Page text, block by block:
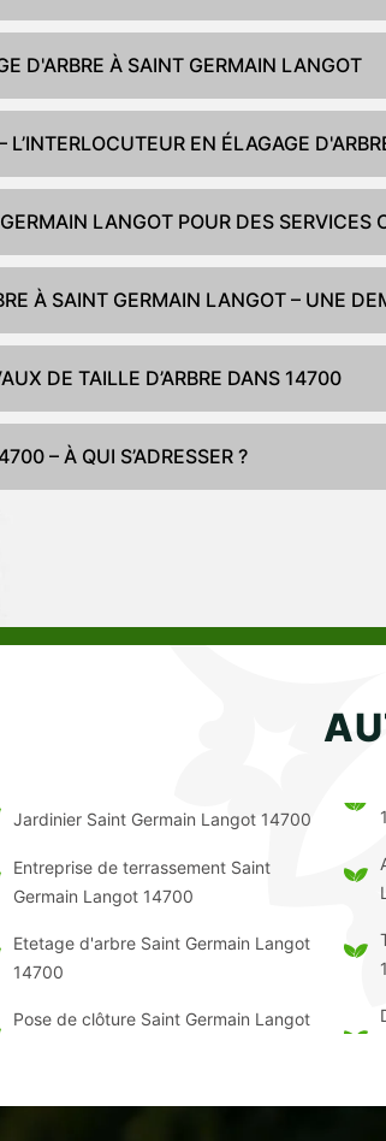
D'ARBRE À SAINT GERMAIN LANGOT
L’INTERLOCUTEUR EN ÉLAGAGE
LANGOT POUR DES SERVICES
À SAINT GERMAIN LANGOT – UNE
DE TAILLE D’ARBRE DANS 14700
– À QUI S’ADRESSER ?
Jardinier Saint Germain Langot 14700
Entreprise de terrassement Saint
Germain Langot 14700
Etetage d'arbre Saint Germain Langot
14700
Pose de clôture Saint Germain Langot